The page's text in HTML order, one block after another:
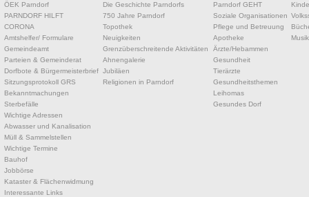
ÖEK Parndorf
PARNDORF HILFT
CORONA
Amtshelfer/ Formulare
Gemeindeamt
Parteien & Gemeinderat
Dorfbote & Bürgermeisterbrief
Sitzungsprotokoll GRS
Bekanntmachungen
Sterbefälle
Wichtige Adressen
Abwasser und Kanalisation
Müll & Sammelstellen
Wichtige Termine
Bauhof
Jobbörse
Kataster & Flächenwidmung
Interessante Links
Die Geschichte Parndorfs
750 Jahre Parndorf
Topothek
Neuigkeiten
Grenzüberschreitende Aktivitäten
Ahnengalerie
Jubiläen
Religionen in Parndorf
Parndorf GEHT
Soziale Organisationen
Pflege und Betreuung
Apotheke
Ärzte/Hebammen
Gesundheit
Tierärzte
Gesundheitsthemen
Leihomas
Gesundes Dorf